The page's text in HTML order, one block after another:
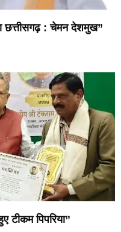
छत्तीसगढ़ : चेमन देशमुख”
टीकम पिपरिया”